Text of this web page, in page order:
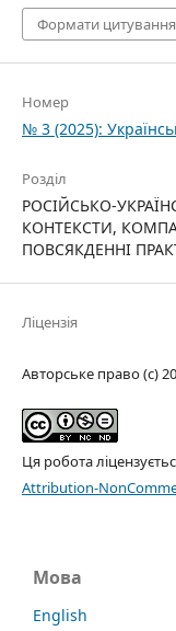
Формати цитування
Номер
№ 3 (2025):
Розділ
РОСІЙСЬКО-
КОНТЕКСТИ,
ПОВСЯКДЕННІ
Ліцензія
Авторське право (c)
Ця робота
Attribution-
Мова
English